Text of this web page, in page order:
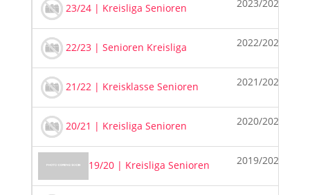
23/24 | Kreisliga Senioren 2023/2024
22/23 | Senioren Kreisliga 2022/2023
21/22 | Kreisklasse Senioren 2021/2022
20/21 | Kreisliga Senioren 2020/2021
19/20 | Kreisliga Senioren 2019/2020